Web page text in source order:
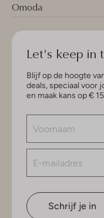
Omoda
Let's keep in
Blijf op de hoogte
deals, speciaal voor
en maak kans op €
Schrijf je in